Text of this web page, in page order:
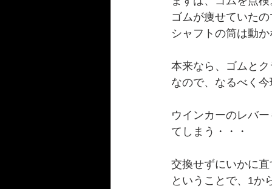
ゴムが痩せていた
シャフトの筒は動
本来なら、ゴムと
なので、なるべく
ウインカーのレバ
てしまう・・・
交換せずにいかに
ということで、1か